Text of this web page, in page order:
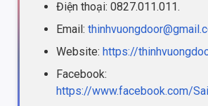
Điện thoại: 0827.011.011.
Email:
Website: https://
Facebook:
https://www.facebook.com/